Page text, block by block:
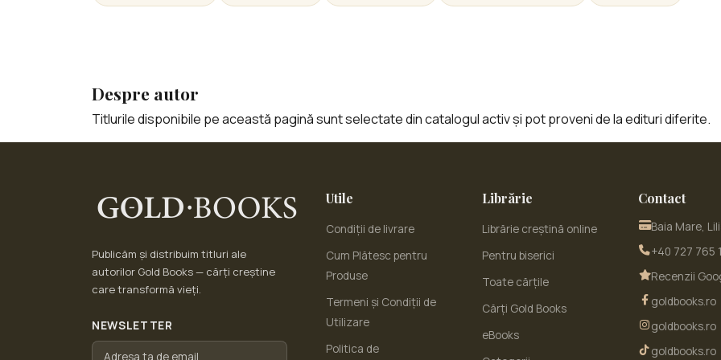
Despre autor
Titlurile disponibile pe această pagină sunt selectate din catalogul activ și pot proveni de la edituri diferite.
Publicăm și distribuim titluri ale
autorilor Gold Books — cărți creștine
care transformă vieți.
NEWSLETTER
Utile
Condiții de livrare
Cum Plătesc pentru
Produse
Termeni și Condiții de
Utilizare
Politica de
Librărie
Librărie creștină online
Pentru biserici
Toate cărțile
Cărți Gold Books
eBooks
Contact
Baia Mare,
+40 727 765
Recenzii
goldbooks.ro
goldbooks.ro
goldbooks.ro